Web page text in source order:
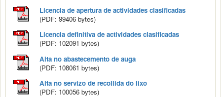
Licencia de apertura de actividades clasificadas
(PDF: 99406 bytes)
Licencia definitiva de actividades clasificadas
(PDF: 102091 bytes)
Alta no abastecemento de auga
(PDF: 108061 bytes)
Alta no servizo de recollida do lixo
(PDF: 100056 bytes)